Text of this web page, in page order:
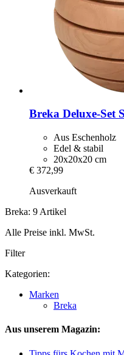
Breka Deluxe-​Set
Aus Eschenholz
Edel & stabil
20x20x20 cm
€ 372,99
Ausverkauft
Breka: 9 Artikel
Alle Preise inkl. MwSt.
Filter
Kategorien:
Marken
Breka
Aus unserem Magazin: